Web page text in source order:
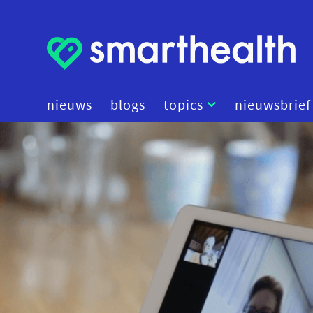
nieuws blogs topics
artificial intelligence
beleid
cybersecurity
data
diagnostiek
digital therapeutics
nieuwsbrief